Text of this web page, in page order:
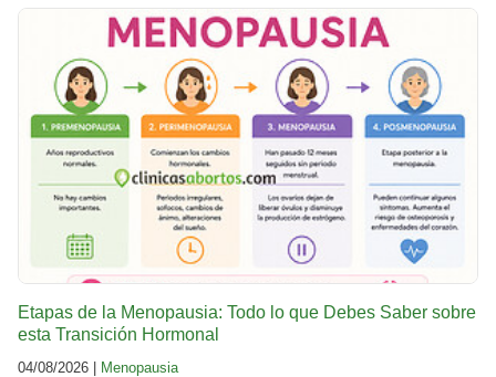
Etapas de la Menopausia: Todo lo que Debes Saber sobre
esta Transición Hormonal
04/08/2026 | Menopausia